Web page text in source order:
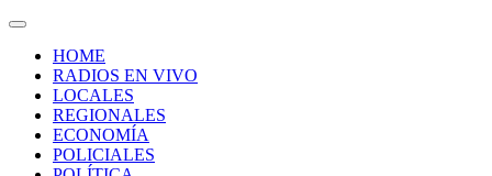
HOME
RADIOS EN VIVO
LOCALES
REGIONALES
ECONOMÍA
POLICIALES